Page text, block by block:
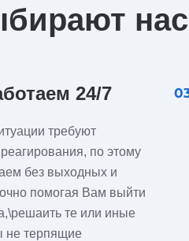
нас
24/7
требуют
по этому
без выходных и
помогая Вам выйти
те или иные
не терпящие